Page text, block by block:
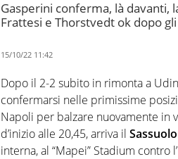
Gasperini conferma, là davanti,
Frattesi e Thorstvedt ok dopo
15/10/22 11:42
Dopo il 2-2 subito in rimonta a
confermarsi nelle primissime
Napoli per balzare nuovamente in
d’inizio alle 20,45, arriva il Sassuolo
interna, al “Mapei” Stadium contro